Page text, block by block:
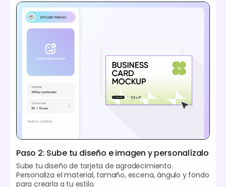
Paso 2: Sube tu diseño e imagen y personalízalo
Sube tu diseño de tarjeta de agradecimiento.
Personaliza el material, tamaño, escena, ángulo y fondo
para crearla a tu estilo.